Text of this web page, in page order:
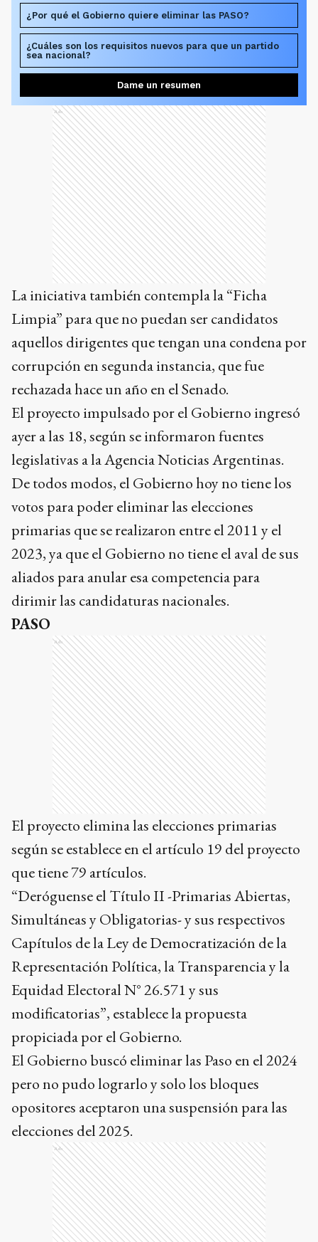
¿Por qué el Gobierno quiere eliminar las PASO?
¿Cuáles son los requisitos nuevos para que un partido
sea nacional?
Dame un resumen
Ads
La iniciativa también contempla la “Ficha
Limpia” para que no puedan ser candidatos
aquellos dirigentes que tengan una condena por
corrupción en segunda instancia, que fue
rechazada hace un año en el Senado.
El proyecto impulsado por el Gobierno ingresó
ayer a las 18, según se informaron fuentes
legislativas a la Agencia Noticias Argentinas.
De todos modos, el Gobierno hoy no tiene los
votos para poder eliminar las elecciones
primarias que se realizaron entre el 2011 y el
2023, ya que el Gobierno no tiene el aval de sus
aliados para anular esa competencia para
dirimir las candidaturas nacionales.
PASO
Ads
El proyecto elimina las elecciones primarias
según se establece en el artículo 19 del proyecto
que tiene 79 artículos.
“Deróguense el Título II -Primarias Abiertas,
Simultáneas y Obligatorias- y sus respectivos
Capítulos de la Ley de Democratización de la
Representación Política, la Transparencia y la
Equidad Electoral N° 26.571 y sus
modificatorias”, establece la propuesta
propiciada por el Gobierno.
El Gobierno buscó eliminar las Paso en el 2024
pero no pudo lograrlo y solo los bloques
opositores aceptaron una suspensión para las
elecciones del 2025.
Ads